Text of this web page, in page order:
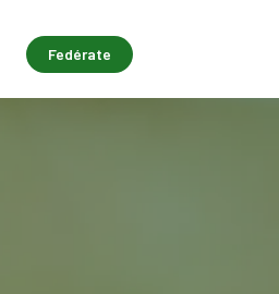
Fedérate